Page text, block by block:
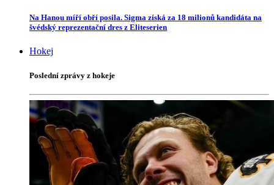
Na Hanou míří obří posila. Sigma získá za 18 milionů kandidáta na
švédský reprezentační dres z Eliteserien
Hokej
Poslední zprávy z hokeje